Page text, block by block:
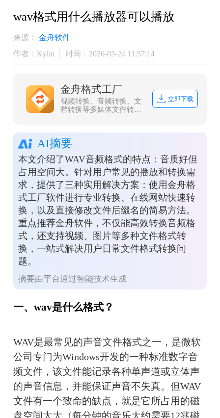
wav格式用什么播放器可以播放
来源：
金舟软件
作者：Kylin
时间：2026-03-24 11:57:14
金舟格式工厂
视频转换、音频转换、文
档转换等多媒体文件转
立即下载
AI摘要
本文介绍了WAV音频格式的特点：音质好但
占用空间大。针对用户常见的播放和转换需
求，提供了三种实用解决方案：使用金舟格
式工厂软件进行专业转换、在线网站快速转
换，以及直接修改文件后缀名的简易方法。
重点推荐金舟软件，不仅能高效转换音频格
式，还支持视频、图片等多种文件格式转
换，一站式解决用户日常文件格式转换问
题。
摘要由平台通过智能技术生成
一、wav是什么格式？
WAV是最常见的声音文件格式之一，是微软
公司专门为Windows开发的一种标准数字音
频文件，该文件能记录各种单声道或立体声
的声音信息，并能保证声音不失真。但WAV
文件有一个致命的缺点，就是它所占用的磁
盘空间太大（每分钟的音乐大约需要12兆磁